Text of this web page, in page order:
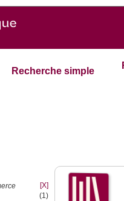
Recherche simple
[X]
(1)